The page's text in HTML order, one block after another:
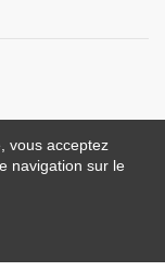
réservés.
vous acceptez
navigation sur le